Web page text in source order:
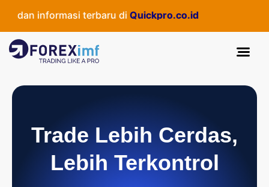
informasi terbaru di Quickpro.co.id
Trade Lebih Cerdas,
Lebih Terkontrol